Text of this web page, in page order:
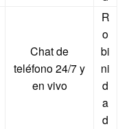
Chat de
teléfono 24/7 y
en vivo
R
o
bi
ni
d
a
d